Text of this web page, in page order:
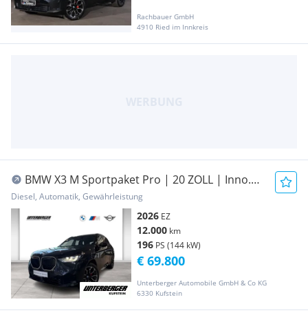
Rachbauer GmbH
4910 Ried im Innkreis
BMW X3 M Sportpaket Pro | 20 ZOLL | Inno.
Pakekt | ...
Diesel, Automatik, Gewährleistung
2026 EZ
12.000 km
196 PS (144 kW)
Unterberger Automobile GmbH & Co KG
6330 Kufstein
€ 69.800